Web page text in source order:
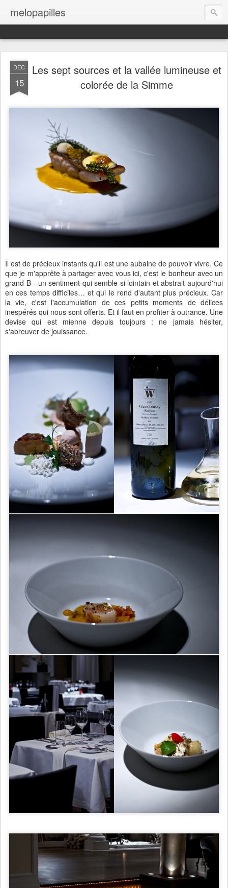
melopapilles
DEC
15
Les sept sources et la vallée lumineuse et
colorée de la Simme
Il est de précieux instants qu'il est une aubaine de pouvoir vivre. Ce
que je m'apprête à partager avec vous ici, c'est le bonheur avec un
grand B - un sentiment qui semble si lointain et abstrait aujourd'hui
en ces temps difficiles… et qui le rend d'autant plus précieux. Car
la vie, c'est l'accumulation de ces petits moments de délices
inespérés qui nous sont offerts. Et il faut en profiter à outrance. Une
devise qui est mienne depuis toujours : ne jamais hésiter,
s'abreuver de jouissance.